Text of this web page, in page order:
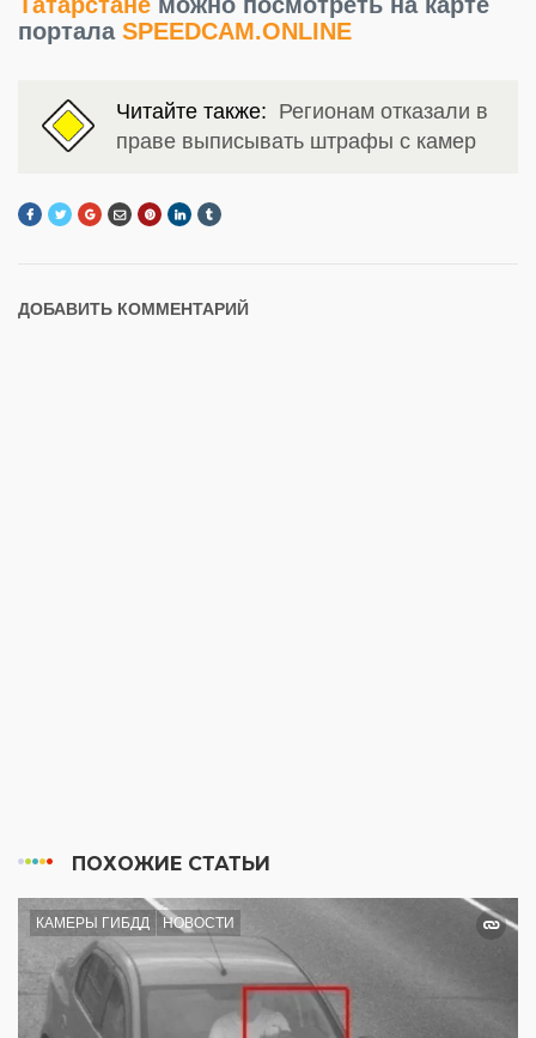
портала SPEEDCAM.ONLINE
Читайте также: Регионам отказали в
праве выписывать штрафы с камер
ДОБАВИТЬ КОММЕНТАРИЙ
ПОХОЖИЕ СТАТЬИ
КАМЕРЫ ГИБДД НОВОСТИ